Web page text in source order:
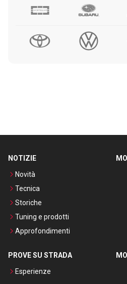
NOTIZIE
Novità
Tecnica
Storiche
Tuning e prodotti
Approfondimenti
PROVE SU STRADA
Esperienze